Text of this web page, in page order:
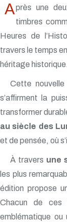
Après une
timbres
Heures de
travers le temps
héritage historique.
Cette
s’affirment la
transformer
au siècle des
et de pensée, où
À travers une
les plus
édition propose
Chacun de ces
emblématique ou